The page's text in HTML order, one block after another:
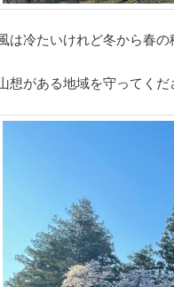
は冷たいけれど冬から春
想がある地域を守ってく